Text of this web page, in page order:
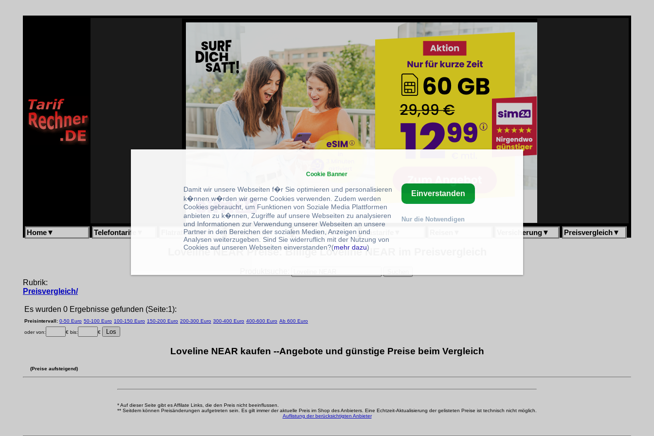
Home▼ Telefontarife Flatratetarife▼ Handytarife▼ Stromtarife▼ Gastarife Versicherung▼ Preisvergleich▼
Loveline NEAR Preise: Billige Loveline NEAR im Preisvergleich
Rubrik:
Preisvergleich/
Es wurden 0 Ergebnisse gefunden (Seite:1):
Preisintervall: 0-50 Euro 50-100 Euro 100-150 Euro 150-200 Euro 200-300 Euro 300-400 Euro 400-600 Euro Ab 600 Euro
oder von: € bis: €
Loveline NEAR kaufen --Angebote und günstige Preise beim Vergleich
(Preise aufsteigend)
* Auf dieser Seite gibt es Affilate Links, die den Preis nicht beeinflussen.
** Seitdem können Preisänderungen aufgetreten sein. Es gilt immer der aktuelle Preis im Shop des Anbieters. Eine Echtzeit-Aktualisierung der gelisteten Preise ist technisch nicht möglich.
Auflistung der berücksichtigten Anbieter
Cookie Banner
Damit wir unsere Webseiten f�r Sie optimieren und personalisieren
k�nnen w�rden wir gerne Cookies verwenden. Zudem werden
Cookies gebraucht, um Funktionen von Soziale Media Plattformen
anbieten zu k�nnen, Zugriffe auf unsere Webseiten zu analysieren
und Informationen zur Verwendung unserer Webseiten an unsere
Partner in den Bereichen der sozialen Medien, Anzeigen und
Analysen weiterzugeben. Sind Sie widerruflich mit der Nutzung von
Cookies auf unseren Webseiten einverstanden?(mehr dazu)
Einverstanden
Nur die Notwendigen